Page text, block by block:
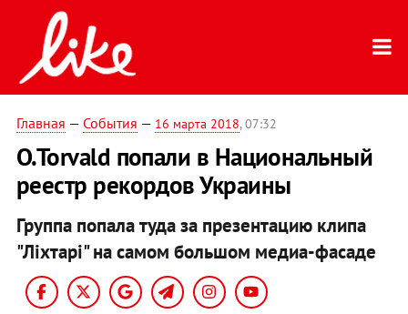
Главная — События — 16 марта 2018, 07:32
O.Torvald попали в Национальный
реестр рекордов Украины
Группа попала туда за презентацию клипа
"Ліхтарі" на самом большом медиа-фасаде